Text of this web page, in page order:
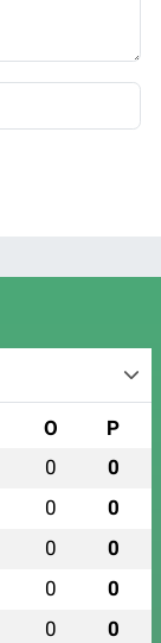
O P
0 0
0 0
0 0
0 0
0 0